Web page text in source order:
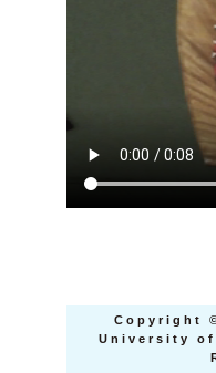
Copyright
University